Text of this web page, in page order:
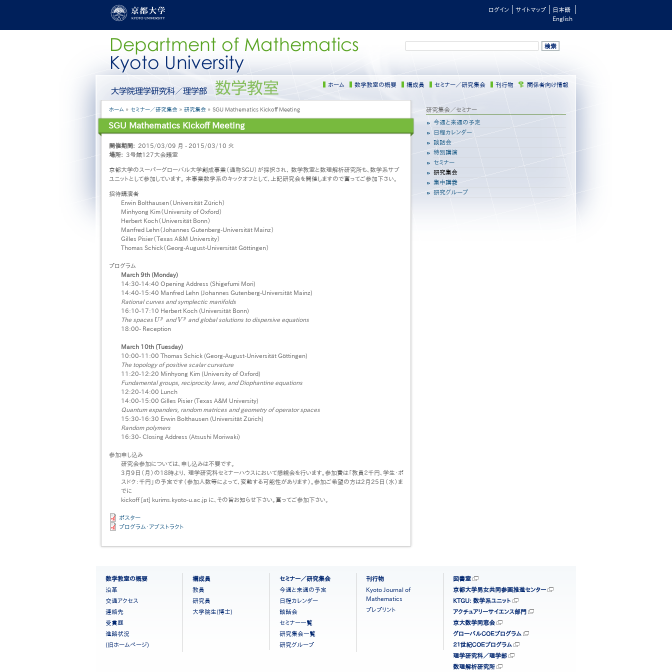
コ
ログイン サイトマップ
日本語
English
ー
ル
ニ
語］
ホーム 数学教室の概要 構成員 セミナー／研究集会 刊行物 関係者向け情報
パ
ン
く
ず
ホーム セミナー／研究集会 研究集会 SGU Mathematics Kickoff Meeting
SGU Mathematics Kickoff Meeting
開催期間
2015/03/09 月 - 2015/03/10 火
場所
3号館127大会議室
京都大学のスーパーグローバル大学創成事業（通称SGU）が採択され、 数学教室と数理解析研究所も、数学系サブ
ユニットとして参加しています。 本事業数学系のキックオフとして、上記研究会を開催しますので奮ってご参加下さい。
招待講演者
Erwin Bolthausen（Universität Zürich）
Minhyong Kim（University of Oxford）
Herbert Koch（Universität Bonn）
Manfred Lehn（Johannes Gutenberg-Universität Mainz）
Gilles Pisier（Texas A&M University）
Thomas Schick（Georg-August-Universität Göttingen）
プログラム
March 9th (Monday)
14:30-14:40 Opening Address (Shigefumi Mori)
14:40-15:40 Manfred Lehn (Johannes Gutenberg-Universität Mainz)
Rational curves and symplectic manifolds
16:10-17:10 Herbert Koch (Universität Bonn)
The spaces U p
Up and V p
Vp
and global solutions to dispersive equations
18:00- Reception
March 10th (Tuesday)
10:00-11:00 Thomas Schick (Georg-August-Universität Göttingen)
The topology of positive scalar curvature
11:20-12:20 Minhyong Kim (University of Oxford)
Fundamental groups, reciprocity laws, and Diophantine equations
12:20-14:00 Lunch
14:00-15:00 Gilles Pisier (Texas A&M University)
Quantum expanders, random matrices and geometry of operator spaces
15:30-16:30 Erwin Bolthausen (Universität Zürich)
Random polymers
16:30- Closing Address (Atsushi Moriwaki)
参加申し込み
研究会参加については、申し込みは不要です。
3月9日（月）の18時より、 理学研究科セミナーハウスにおいて懇親会を行います。参加費は「教員２千円、学生・ポ
スドク：千円」の予定です（参加人数等によって、変動する可能性があります）。参加ご希望の方は2月25日（水）ま
でに
kickoff [at] kurims.kyoto-u.ac.jp に、その旨お知らせ下さい。奮ってご参加下さい。
ポスター
プログラム・アブストラクト
サ
メ
ニ
ュ
ー
［日
本
語］
研究集会／セミナー
今週と来週の予定
日程カレンダー
談話会
特別講演
セミナー
研究集会
集中講義
研究グループ
［日
数学教室の概要
沿革
交通アクセス
連絡先
受賞歴
進路状況
(旧ホームページ)
構成員
教員
研究員
大学院生(博士)
セミナー／研究集会
今週と来週の予定
日程カレンダー
談話会
セミナー一覧
研究集会一覧
研究グループ
刊行物
Kyoto Journal of
Mathematics
プレプリント
図書室
京都大学男女共同参画推進センター
KTGU: 数学系ユニット
アクチュアリーサイエンス部門
京大数学同窓会
グローバルＣＯＥプログラム
２１世紀ＣＯＥプログラム
理学研究科／理学部
数理解析研究所